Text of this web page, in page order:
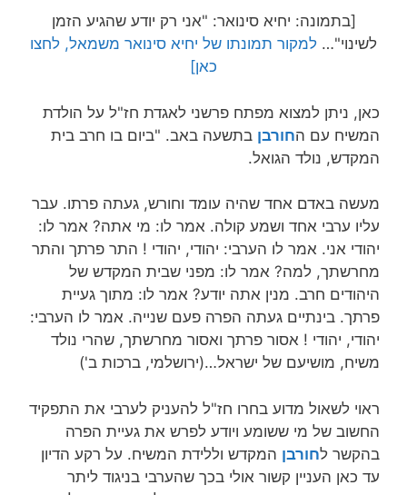
[בתמונה: יחיא סינואר: "אני רק יודע שהגיע הזמן
לשינוי"… למקור תמונתו של יחיא סינואר משמאל, לחצו
כאן]
כאן, ניתן למצוא מפתח פרשני לאגדת חז"ל על הולדת
המשיח עם החורבן בתשעה באב. "ביום בו חרב בית
המקדש, נולד הגואל.
מעשה באדם אחד שהיה עומד וחורש, געתה פרתו. עבר
עליו ערבי אחד ושמע קולה. אמר לו: מי אתה? אמר לו:
יהודי אני. אמר לו הערבי: יהודי, יהודי ! התר פרתך והתר
מחרשתך, למה? אמר לו: מפני שבית המקדש של
היהודים חרב. מנין אתה יודע? אמר לו: מתוך געיית
פרתך. בינתיים געתה הפרה פעם שנייה. אמר לו הערבי:
יהודי, יהודי ! אסור פרתך ואסור מחרשתך, שהרי נולד
משיח, מושיעם של ישראל…(ירושלמי, ברכות ב')
ראוי לשאול מדוע בחרו חז"ל להעניק לערבי את התפקיד
החשוב של מי ששומע ויודע לפרש את געיית הפרה
בהקשר לחורבן המקדש וללידת המשיח. על רקע הדיון
עד כאן העניין קשור אולי בכך שהערבי בניגוד ליתר